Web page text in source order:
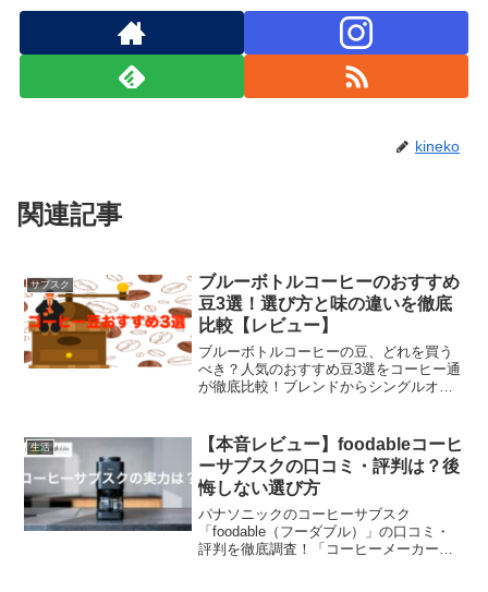
kineko
関連記事
サブスク
ブルーボトルコーヒーのおすすめ
豆3選！選び方と味の違いを徹底
比較【レビュー】
ブルーボトルコーヒーの豆、どれを買う
べき？人気のおすすめ豆3選をコーヒー通
が徹底比較！ブレンドからシングルオリ
す。自分好みの1杯を見つけたい方は必見
のレビュー記事です。
生活
【本音レビュー】foodableコーヒ
ーサブスクの口コミ・評判は？後
悔しない選び方
パナソニックのコーヒーサブスク
「foodable（フーダブル）」の口コミ・
評判を徹底調査！「コーヒーメーカーが